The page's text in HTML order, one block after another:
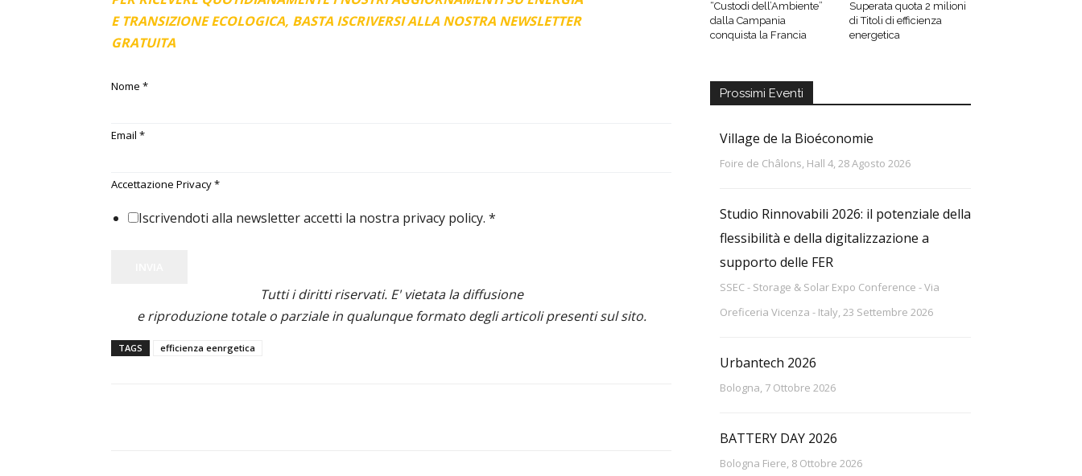
E TRANSIZIONE ECOLOGICA, BASTA ISCRIVERSI ALLA NOSTRA NEWSLETTER
GRATUITA
Nome *
Email *
Accettazione Privacy*
Iscrivendoti alla newsletter accetti la nostra privacy policy. *
Tutti i diritti riservati. E' vietata la diffusione
e riproduzione totale o parziale in qualunque formato degli articoli presenti sul sito.
TAGS efficienza eenrgetica
“Custodi dell’Ambiente”
dalla Campania
conquista la Francia
Superata quota 2 milioni
di Titoli di efficienza
energetica
Prossimi Eventi
Village de la Bioéconomie
Foire de Châlons, Hall 4, 28 Agosto 2026
Studio Rinnovabili 2026: il potenziale della
flessibilità e della digitalizzazione a
supporto delle FER
SSEC - Storage & Solar Expo Conference - Via
Oreficeria Vicenza - Italy, 23 Settembre 2026
Urbantech 2026
Bologna, 7 Ottobre 2026
BATTERY DAY 2026
Bologna Fiere, 8 Ottobre 2026